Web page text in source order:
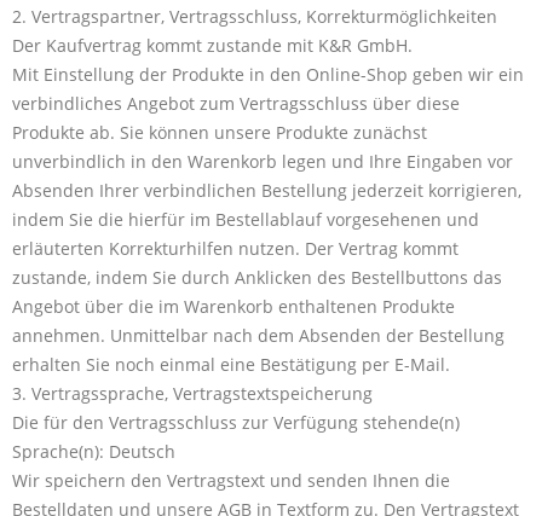
2. Vertragspartner, Vertragsschluss, Korrekturmöglichkeiten
Der Kaufvertrag kommt zustande mit K&R GmbH.
Mit Einstellung der Produkte in den Online-Shop geben wir ein
verbindliches Angebot zum Vertragsschluss über diese
Produkte ab. Sie können unsere Produkte zunächst
unverbindlich in den Warenkorb legen und Ihre Eingaben vor
Absenden Ihrer verbindlichen Bestellung jederzeit korrigieren,
indem Sie die hierfür im Bestellablauf vorgesehenen und
erläuterten Korrekturhilfen nutzen. Der Vertrag kommt
zustande, indem Sie durch Anklicken des Bestellbuttons das
Angebot über die im Warenkorb enthaltenen Produkte
annehmen. Unmittelbar nach dem Absenden der Bestellung
erhalten Sie noch einmal eine Bestätigung per E-Mail.
3. Vertragssprache, Vertragstextspeicherung
Die für den Vertragsschluss zur Verfügung stehende(n)
Sprache(n): Deutsch
Wir speichern den Vertragstext und senden Ihnen die
Bestelldaten und unsere AGB in Textform zu. Den Vertragstext